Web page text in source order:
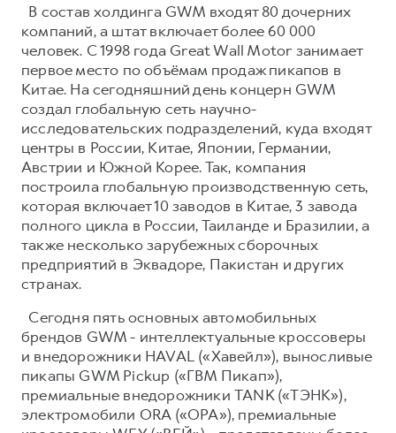
В состав холдинга GWM входят 80 дочерних
компаний, а штат включает более 60 000
человек. С 1998 года Great Wall Motor занимает
первое место по объёмам продаж пикапов в
Китае. На сегодняшний день концерн GWM
создал глобальную сеть научно-
исследовательских подразделений, куда входят
центры в России, Китае, Японии, Германии,
Австрии и Южной Корее. Так, компания
построила глобальную производственную сеть,
которая включает 10 заводов в Китае, 3 завода
полного цикла в России, Таиланде и Бразилии, а
также несколько зарубежных сборочных
предприятий в Эквадоре, Пакистан и других
странах.
Сегодня пять основных автомобильных
брендов GWM - интеллектуальные кроссоверы
и внедорожники HAVAL («Хавейл»), выносливые
пикапы GWM Pickup («ГВМ Пикап»),
премиальные внедорожники TANK («ТЭНК»),
электромобили ORA («ОРА»), премиальные